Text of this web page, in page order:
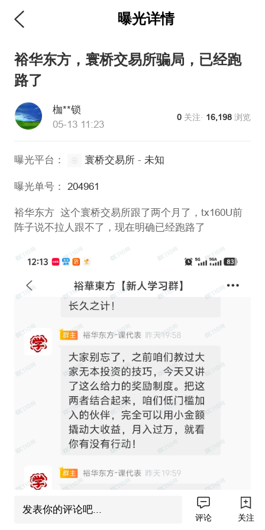
曝光详情
裕华东方，寰桥交易所骗局，已经跑
路了
枷**锁
05-13 11:23
0 关注· 16,198 浏览
曝光平台： 寰桥交易所- 未知
曝光单号： 204961
裕华东方 这个寰桥交易所跟了两个月了，tx160U前
阵子说不拉人跟不了，现在明确已经跑路了
发表你的评论吧...
评论 关注